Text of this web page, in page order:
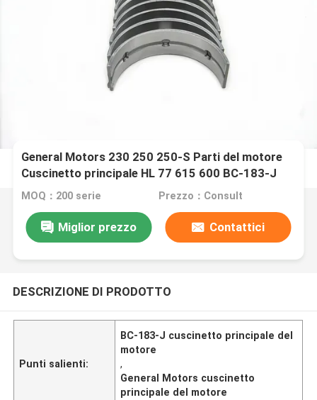
General Motors 230 250 250-S Parti del motore
Cuscinetto principale HL 77 615 600 BC-183-J
MOQ：200 serie Prezzo：Consult
Miglior prezzo Contattici
DESCRIZIONE DI PRODOTTO
Punti salienti:
BC-183-J cuscinetto principale del
motore
,
General Motors cuscinetto
principale del motore